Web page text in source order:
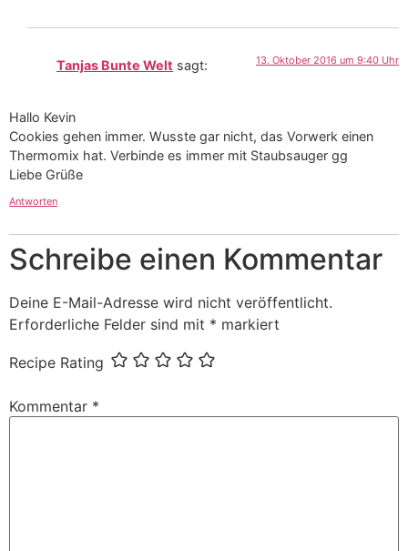
Tanjas Bunte Welt sagt: 13. Oktober 2016 um 9:40 Uhr
Hallo Kevin
Cookies gehen immer. Wusste gar nicht, das Vorwerk einen
Thermomix hat. Verbinde es immer mit Staubsauger gg
Liebe Grüße
Antworten
Schreibe einen Kommentar
Deine E-Mail-Adresse wird nicht veröffentlicht.
Erforderliche Felder sind mit * markiert
Recipe Rating
Kommentar *